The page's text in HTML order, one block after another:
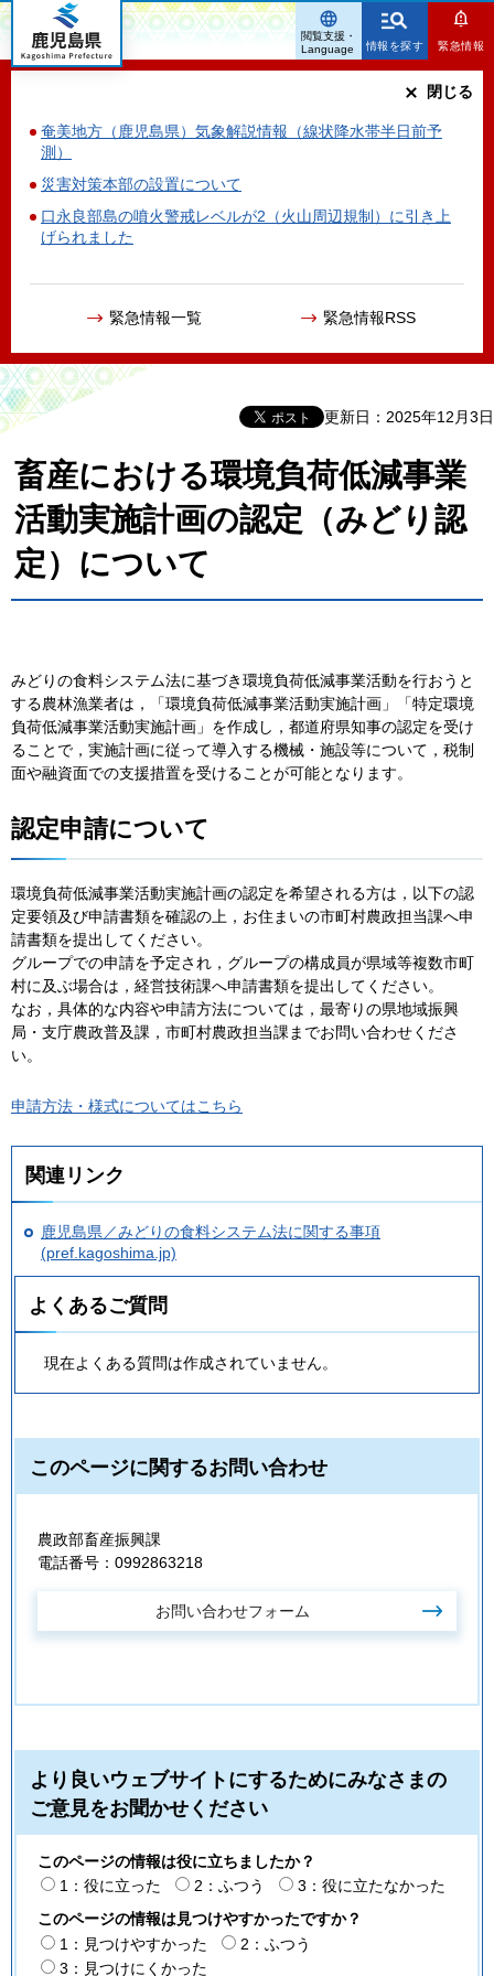
鹿児島県
情報を探す 緊急情報
奄美地方（鹿児島県）気象解説情報（線状降水帯半日前予
測）
災害対策本部の設置について
口永良部島の噴火警戒レベルが2（火山周辺規制）に引き上
げられました
緊急情報一覧 緊急情報RSS
閉じる
閲覧支援・
Language
更新日：2025年12月3日
畜産における環境負荷低減事業
活動実施計画の認定（みどり認
定）について
みどりの食料システム法に基づき環境負荷低減事業活動を行おうと
する農林漁業者は，「環境負荷低減事業活動実施計画」「特定環境
負荷低減事業活動実施計画」を作成し，都道府県知事の認定を受け
ることで，実施計画に従って導入する機械・施設等について，税制
面や融資面での支援措置を受けることが可能となります。
認定申請について
環境負荷低減事業活動実施計画の認定を希望される方は，以下の認
定要領及び申請書類を確認の上，お住まいの市町村農政担当課へ申
請書類を提出してください。
グループでの申請を予定され，グループの構成員が県域等複数市町
村に及ぶ場合は，経営技術課へ申請書類を提出してください。
なお，具体的な内容や申請方法については，最寄りの県地域振興
局・支庁農政普及課，市町村農政担当課までお問い合わせくださ
い。
申請方法・様式についてはこちら
関連リンク
鹿児島県／みどりの食料システム法に関する事項
(pref.kagoshima.jp)
よくあるご質問
現在よくある質問は作成されていません。
このページに関するお問い合わせ
農政部畜産振興課
電話番号：0992863218
より良いウェブサイトにするためにみなさまの
ご意見をお聞かせください
このページの情報は役に立ちましたか？
1：役に立った
2：ふつう
3：役に立たなかった
このページの情報は見つけやすかったですか？
1：見つけやすかった
2：ふつう
3：見つけにくかった